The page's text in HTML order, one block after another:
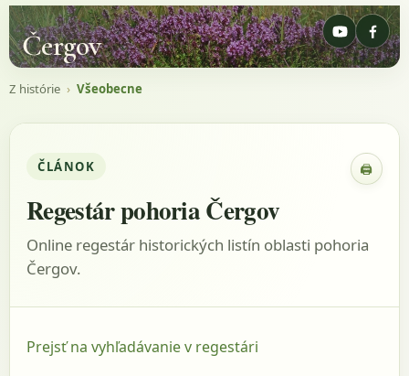
Čergov
Z histórie › Všeobecne
ČLÁNOK 🖨
Regestár pohoria Čergov
Online regestár historických listín oblasti pohoria
Čergov.
Prejsť na vyhľadávanie v regestári